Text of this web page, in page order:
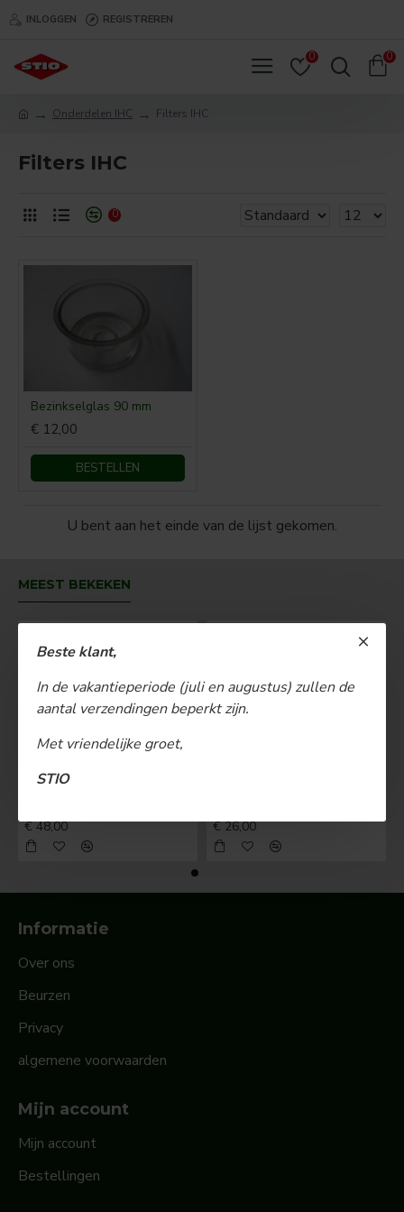
Beste klant,
In de vakantieperiode (juli en augustus) zullen de
aantal verzendingen beperkt zijn.
Met vriendelijke groet,
STIO
INLOGGEN REGISTREREN
0 0
Onderdelen IHC Filters IHC
Filters IHC
0
Bezinkselglas 90 mm
€ 12,00
BESTELLEN
U bent aan het einde van de lijst gekomen.
MEEST BEKEKEN
€ 48,00 € 26,00
Informatie
Over ons
Beurzen
Privacy
algemene voorwaarden
Mijn account
Mijn account
Bestellingen